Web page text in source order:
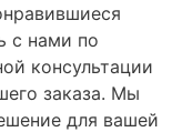
с нами по
консультации
заказа. Мы
для вашей